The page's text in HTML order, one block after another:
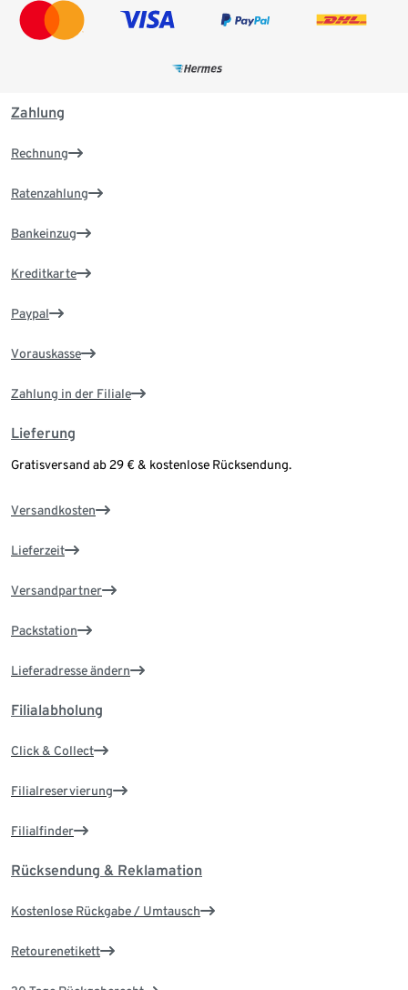
Zahlung
Rechnung
Ratenzahlung
Bankeinzug
Kreditkarte
Paypal
Vorauskasse
Zahlung in der Filiale
Lieferung
Gratisversand ab 29 € & kostenlose Rücksendung.
Versandkosten
Lieferzeit
Versandpartner
Packstation
Lieferadresse ändern
Filialabholung
Click & Collect
Filialreservierung
Filialfinder
Rücksendung & Reklamation
Kostenlose Rückgabe / Umtausch
Retourenetikett